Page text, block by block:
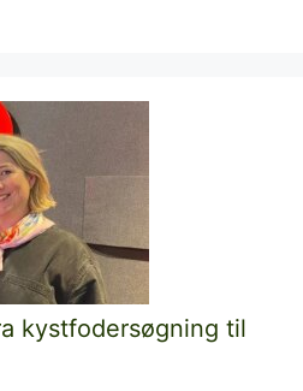
kystfodersøgning til